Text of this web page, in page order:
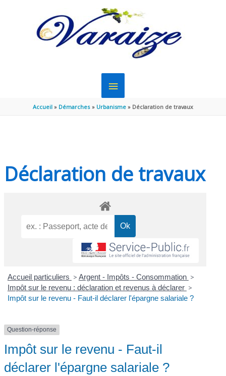
MENU
PRINCIPAL
Accueil Démarches Urbanisme Déclaration de travaux
Déclaration de travaux
Accueil particuliers > Argent - Impôts - Consommation >
Impôt sur le revenu : déclaration et revenus à déclarer >
Impôt sur le revenu - Faut-il déclarer l'épargne salariale ?
Question-réponse
Impôt sur le revenu - Faut-il
déclarer l'épargne salariale ?